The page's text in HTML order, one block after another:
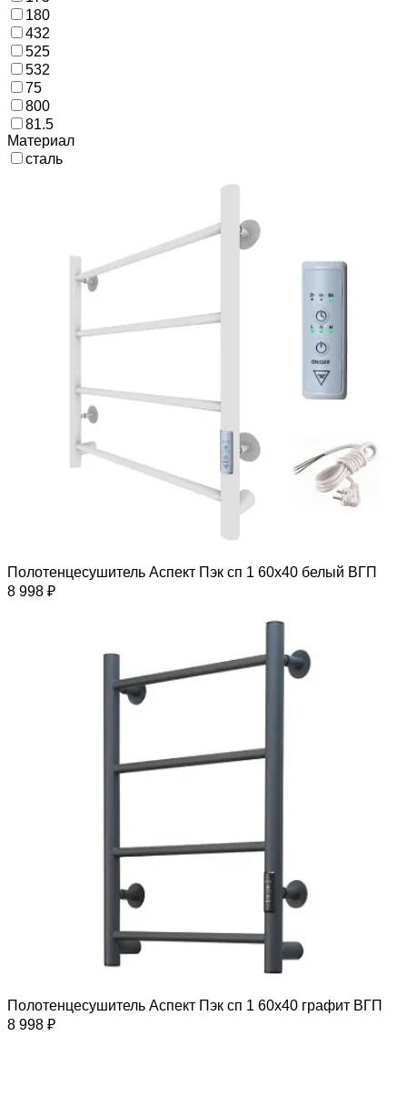
180
432
525
532
75
800
81.5
Материал
сталь
Полотенцесушитель Аспект Пэк сп 1 60х40 белый ВГП
8 998 ₽
Полотенцесушитель Аспект Пэк сп 1 60х40 графит ВГП
8 998 ₽